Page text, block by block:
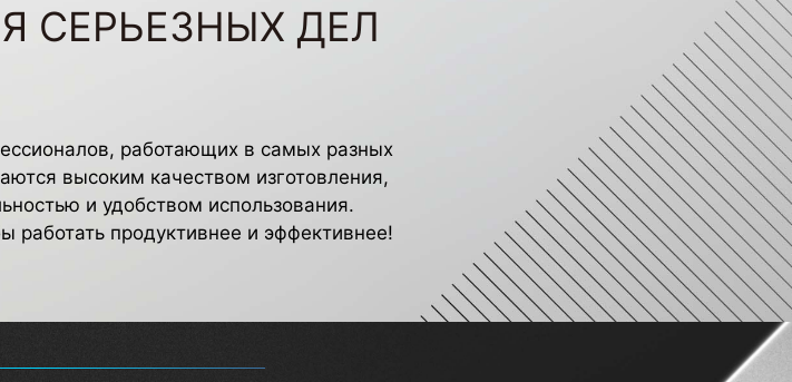
СЕРЬЕЗНЫХ ДЕЛ
работающих в самых разных
высоким качеством изготовления,
и удобством использования.
работать продуктивнее и эффективнее!